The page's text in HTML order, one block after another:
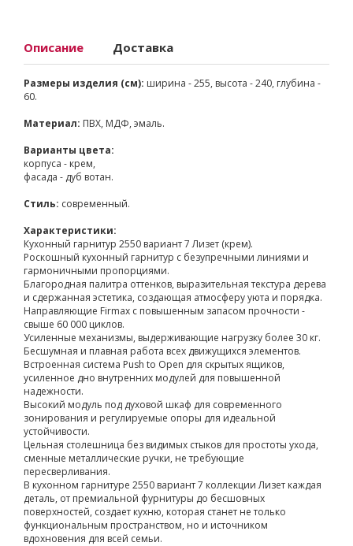
Описание Доставка
Размеры изделия (см): ширина - 255, высота - 240, глубина -
60.
Материал: ПВХ, МДФ, эмаль.
Варианты цвета:
корпуса - крем,
фасада - дуб вотан.
Стиль: современный.
Характеристики:
Кухонный гарнитур 2550 вариант 7 Лизет (крем).
Роскошный кухонный гарнитур с безупречными линиями и
гармоничными пропорциями.
Благородная палитра оттенков, выразительная текстура дерева
и сдержанная эстетика, создающая атмосферу уюта и порядка.
Направляющие Firmax с повышенным запасом прочности -
свыше 60 000 циклов.
Усиленные механизмы, выдерживающие нагрузку более 30 кг.
Бесшумная и плавная работа всех движущихся элементов.
Встроенная система Push to Open для скрытых ящиков,
усиленное дно внутренних модулей для повышенной
надежности.
Высокий модуль под духовой шкаф для современного
зонирования и регулируемые опоры для идеальной
устойчивости.
Цельная столешница без видимых стыков для простоты ухода,
сменные металлические ручки, не требующие
пересверливания.
В кухонном гарнитуре 2550 вариант 7 коллекции Лизет каждая
деталь, от премиальной фурнитуры до бесшовных
поверхностей, создает кухню, которая станет не только
функциональным пространством, но и источником
вдохновения для всей семьи.